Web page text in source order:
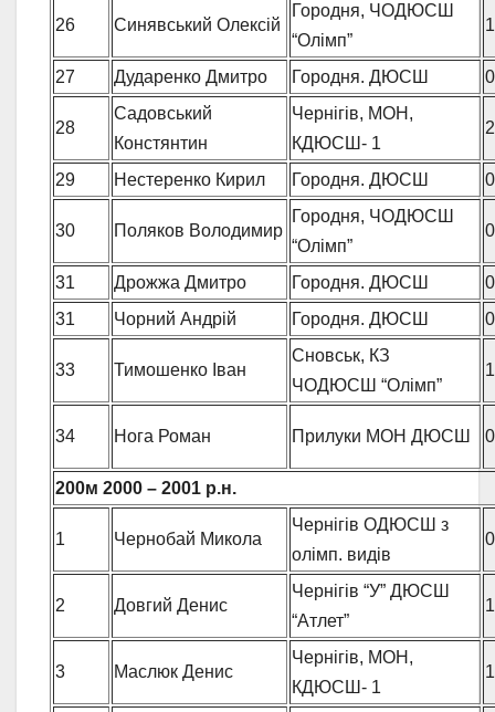
26 Синявський Олексій
Городня, ЧОДЮСШ
“Олімп”
27 Дударенко Дмитро Городня. ДЮСШ
28
Садовський
Констянтин
Чернігів, МОН,
КДЮСШ- 1
29 Нестеренко Кирил Городня. ДЮСШ
30 Поляков Володимир
Городня, ЧОДЮСШ
“Олімп”
31 Дрожжа Дмитро Городня. ДЮСШ
31
Чорний Андрій Городня. ДЮСШ
33 Тимошенко Іван
Сновськ, КЗ
ЧОДЮСШ “Олімп”
34 Нога Роман Прилуки МОН ДЮСШ
200м 2000 – 2001 р.н.
1 Чернобай Микола
Чернігів ОДЮСШ з
олімп. видів
2 Довгий Денис
Чернігів “У” ДЮСШ
“Атлет”
3 Маслюк Денис
Чернігів, МОН,
КДЮСШ- 1